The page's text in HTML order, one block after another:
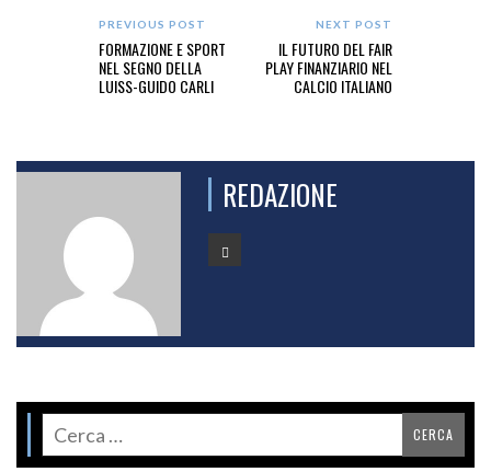
PREVIOUS POST
FORMAZIONE E SPORT
NEL SEGNO DELLA
LUISS-GUIDO CARLI
NEXT POST
IL FUTURO DEL FAIR
PLAY FINANZIARIO NEL
CALCIO ITALIANO
REDAZIONE